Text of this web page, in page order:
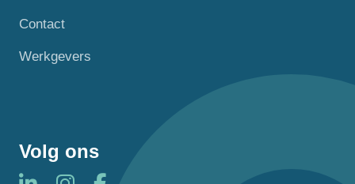
Contact
Werkgevers
Volg ons